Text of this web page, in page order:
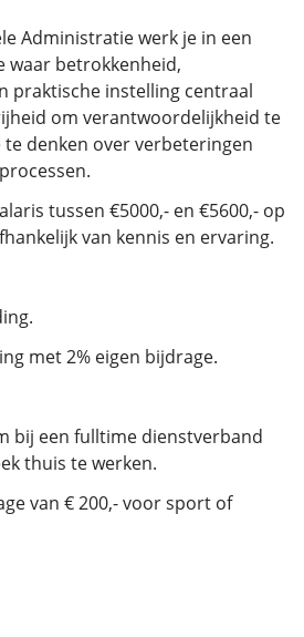
Administratie werk je in een
waar betrokkenheid,
praktische instelling centraal
om verantwoordelijkheid te
denken over verbeteringen
tussen €5000,- en €5600,- op
van kennis en ervaring.
met 2% eigen bijdrage.
bij een fulltime dienstverband
thuis te werken.
van € 200,- voor sport of